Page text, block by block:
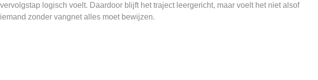
vervolgstap logisch voelt. Daardoor blijft het traject leergericht, maar voelt het niet alsof
iemand zonder vangnet alles moet bewijzen.